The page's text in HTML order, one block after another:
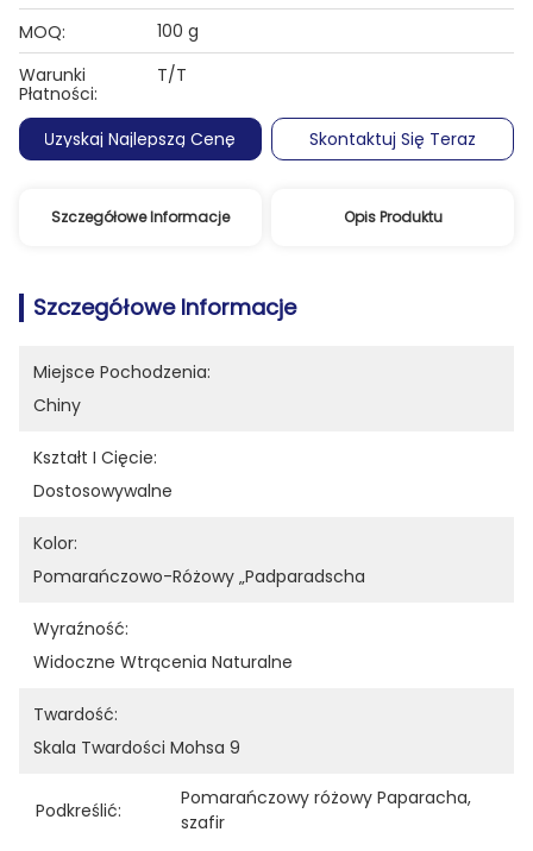
MOQ:
100 g
Warunki
Płatności:
T/T
Uzyskaj Najlepszą Cenę Skontaktuj Się Teraz
Szczegółowe Informacje Opis Produktu
Szczegółowe Informacje
Miejsce Pochodzenia:
Chiny
Kształt I Cięcie:
Dostosowywalne
Kolor:
Pomarańczowo-Różowy „Padparadscha
Wyraźność:
Widoczne Wtrącenia Naturalne
Twardość:
Skala Twardości Mohsa 9
Podkreślić:
Pomarańczowy różowy Paparacha,
szafir